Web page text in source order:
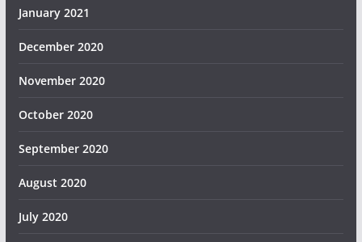
January 2021
December 2020
November 2020
October 2020
September 2020
August 2020
July 2020